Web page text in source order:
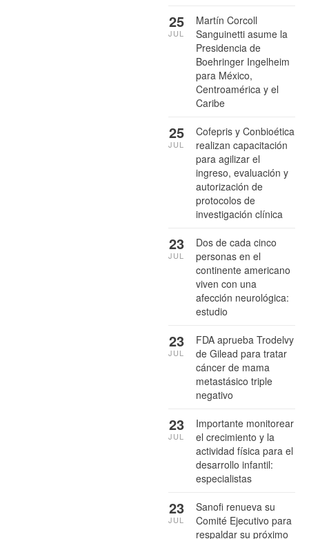
Martín Corcoll
Sanguinetti asume la
Presidencia de
Boehringer Ingelheim
para México,
Centroamérica y el
Caribe
25
JUL
Cofepris y Conbioética
realizan capacitación
para agilizar el
ingreso, evaluación y
autorización de
protocolos de
investigación clínica
25
JUL
Dos de cada cinco
personas en el
continente americano
viven con una
afección neurológica:
estudio
23
JUL
FDA aprueba Trodelvy
de Gilead para tratar
cáncer de mama
metastásico triple
negativo
23
JUL
Importante monitorear
el crecimiento y la
actividad física para el
desarrollo infantil:
especialistas
23
JUL
Sanofi renueva su
Comité Ejecutivo para
respaldar su próximo
23
JUL